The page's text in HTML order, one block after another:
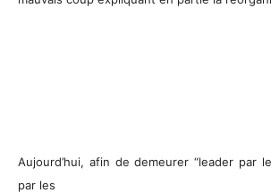
Aujourd’hui, afin de demeurer “leader par
par les